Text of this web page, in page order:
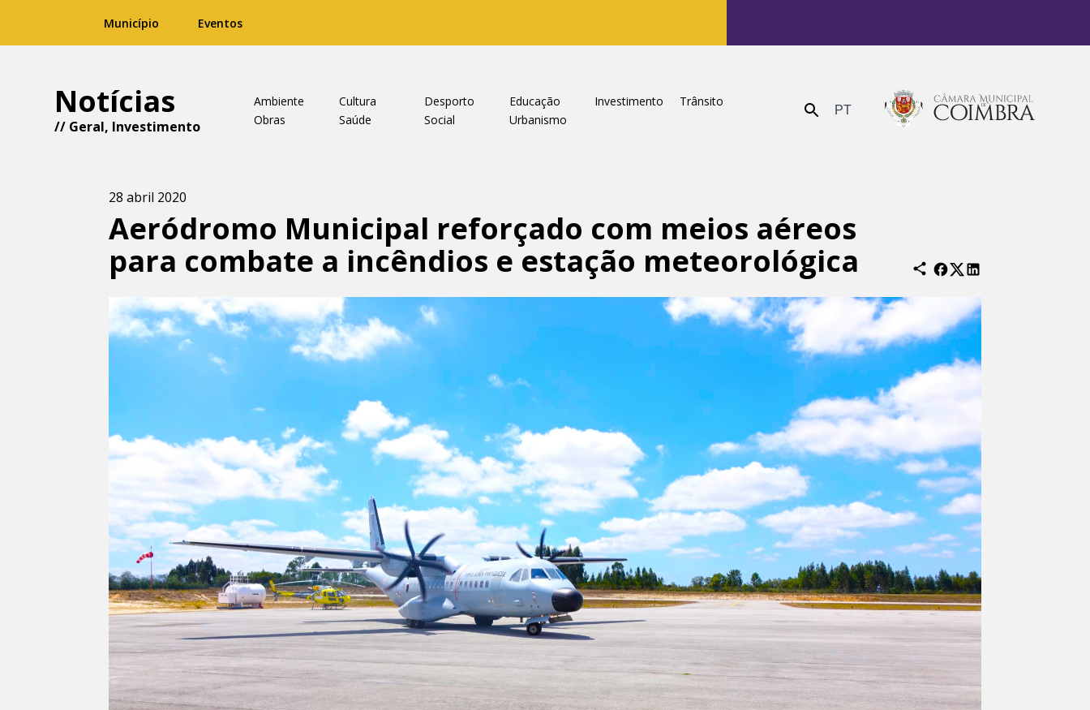
Município Eventos
Notícias
// Geral, Investimento
Ambiente Cultura Desporto Educação Investimento
Trânsito
Obras
Saúde Social Urbanismo Enviar PT
28 abril 2020
Aeródromo Municipal reforçado com meios aéreos
para combate a incêndios e estação meteorológica